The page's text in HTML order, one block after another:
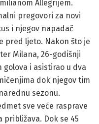
Allegrijem.
pregovori za novi
i njegov napadač
pred ljeto. Nakon što je
Milana, 26-godišnji
i asistirao u dva
dok njegov tim
sezonu.
sve veće rasprave
Dok se 45